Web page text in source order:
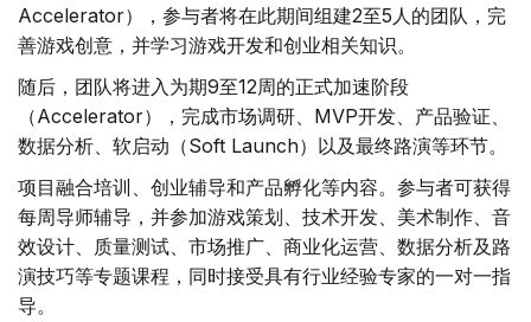
Accelerator），参与者将在此期间组建2至5人的团队，完
善游戏创意，并学习游戏开发和创业相关知识。
随后，团队将进入为期9至12周的正式加速阶段
（Accelerator），完成市场调研、MVP开发、产品验证、
数据分析、软启动（Soft Launch）以及最终路演等环节。
项目融合培训、创业辅导和产品孵化等内容。参与者可获得
每周导师辅导，并参加游戏策划、技术开发、美术制作、音
效设计、质量测试、市场推广、商业化运营、数据分析及路
演技巧等专题课程，同时接受具有行业经验专家的一对一指
导。